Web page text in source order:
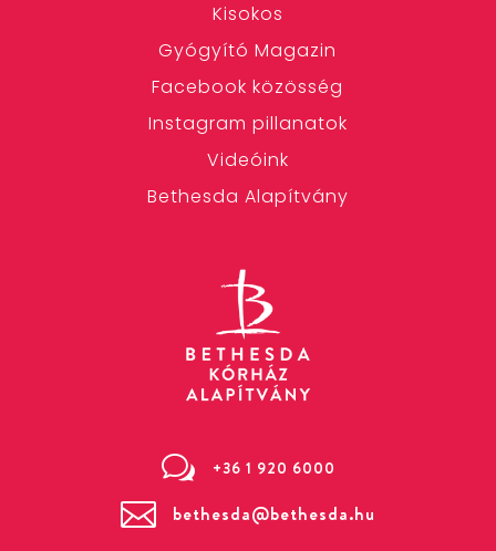
Kisokos
Gyógyító Magazin
Facebook közösség
Instagram pillanatok
Videóink
Bethesda Alapítvány
w +36 1 920 6000
 bethesda@bethesda.hu